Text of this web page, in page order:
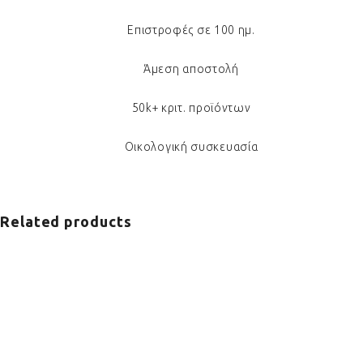
Επιστροφές σε 100 ημ.
Άμεση αποστολή
50k+ κριτ. προϊόντων
Οικολογική συσκευασία
Related products